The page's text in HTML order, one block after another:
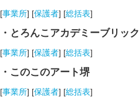
[事業所] [保護者] [総括表]
・とろんこアカデミーブリック
[事業所] [保護者] [総括表]
・このこのアート堺
[事業所] [保護者] [総括表]